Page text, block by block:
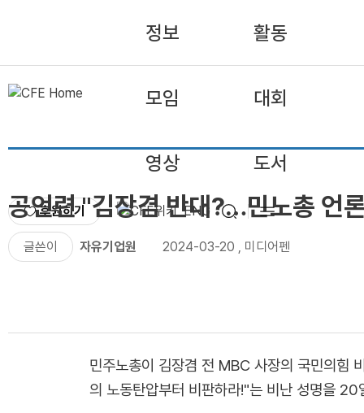
정보 활동
모임 대회
영상 도서
후원하기 ENG
공언련 "김장겸 반대?…민노총 언
글쓴이 자유기업원 2024-03-20 , 미디어펜
민주노총이 김장겸 전 MBC 사장의 국민의힘
의 노동탄압부터 비판하라!"는 비난 성명을 20